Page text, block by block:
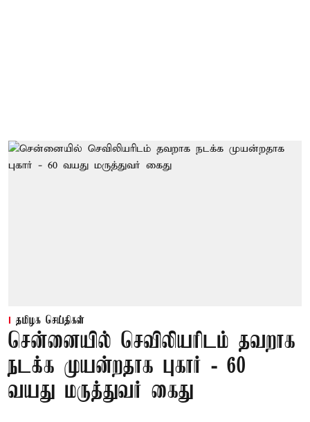
தமிழக செய்திகள்
சென்னையில் செவிலியரிடம் தவறாக
நடக்க முயன்றதாக புகார் - 60
வயது மருத்துவர் கைது